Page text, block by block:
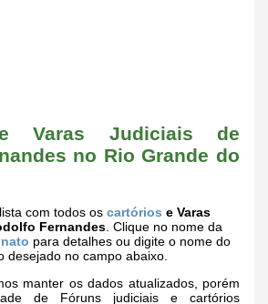
Varas Judiciais de
no Rio Grande do
com todos os cartórios e Varas
Fernandes. Clique no nome da
para detalhes ou digite o nome do
desejado no campo abaixo.
manter os dados atualizados, porém
de Fóruns judiciais e cartórios